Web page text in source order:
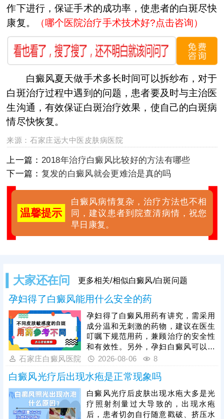
作下进行，保证手术的成功率，使患者的白斑尽快
康复。
（哪个医院治疗手术技术好?点击咨询）
白癜风夏天做手术多长时间可以拆纱布，对于
白斑治疗过程中遇到的问题，患者要及时与主治医
生沟通，有效保证白斑治疗效果，使自己的白斑病
情尽快恢复。
来源：石家庄远大中医皮肤病医院
上一篇： 2018年治疗白癜风比较好的方法有哪些
下一篇： 复发的白癜风就会更难治是真的吗
温馨提示
白癜风病情复杂，治疗方法也不相
同，建议患者到院查清病情，祝您
早日康复。
大家还在问 更多相关/相似白癜风/白斑问题
孕妇得了白癜风能用什么安全的药
孕妇得了白癜风用药有讲究，需采用
成分温和无刺激的药物，建议在医生
叮嘱下规范用药，兼顾治疗的安全性
和有效性。另外，孕妇白癜风可以照
光治疗，如美国进口308准分子激
和正常功能，安全无痛，无毒副作
用。治疗期间还需从自身做起，加强
护理保健，避免不良因素刺激，稳定
免疫状态，逐步令白斑症状减轻。
石家庄白癜风医院 2026-08-06 8
白癜风光疗后出现水疱是正常现象吗
白癜风光疗后皮肤出现水疱大多是光
疗照射剂量过大导致的，出现水疱
后，患者切勿自行随意戳破、挤压水